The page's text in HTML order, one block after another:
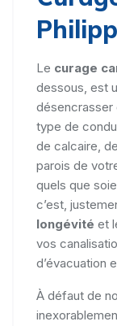
Le curage
dessous, est
type de
de calcaire,
parois de
quels que
c’est,
longévité et
vos
d’évacuation
À défaut de